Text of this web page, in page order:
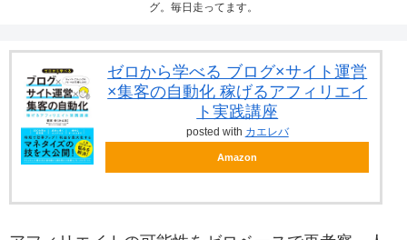
グ。毎日走ってます。
ゼロから学べる ブログ×サイト運営
×集客の自動化 稼げるアフィリエイ
ト実践講座
posted with カエレバ
Amazon